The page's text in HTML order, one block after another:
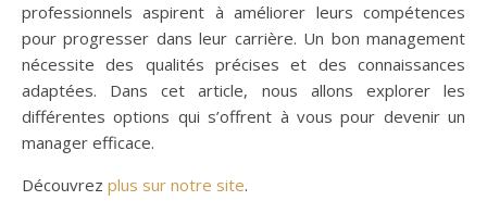
professionnels aspirent à améliorer leurs compétences
pour progresser dans leur carrière. Un bon management
nécessite des qualités précises et des connaissances
adaptées. Dans cet article, nous allons explorer les
différentes options qui s’offrent à vous pour devenir un
manager efficace.
Découvrez plus sur notre site.